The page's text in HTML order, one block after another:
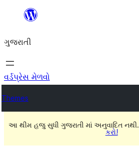
કંટેન્ટ(લખાણ)
જાઓ
ગુજરાતી
વર્ડપ્રેસ મેળવો
Themes
આ થીમ હજુ સુધી ગુજરાતી માં અનુવાદિત નથી.
કરો!